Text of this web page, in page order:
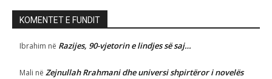
KOMENTET E FUNDIT
Ibrahim në Razijes, 90-vjetorin e lindjes së saj…
Mali në Zejnullah Rrahmani dhe universi shpirtëror i novelës